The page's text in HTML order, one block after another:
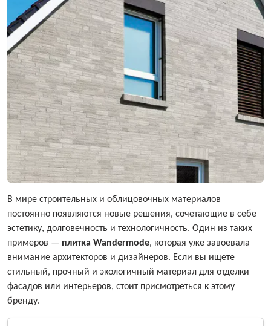
В мире строительных и облицовочных материалов
постоянно появляются новые решения, сочетающие в себе
эстетику, долговечность и технологичность. Один из таких
примеров — плитка Wandermode, которая уже завоевала
внимание архитекторов и дизайнеров. Если вы ищете
стильный, прочный и экологичный материал для отделки
фасадов или интерьеров, стоит присмотреться к этому
бренду.